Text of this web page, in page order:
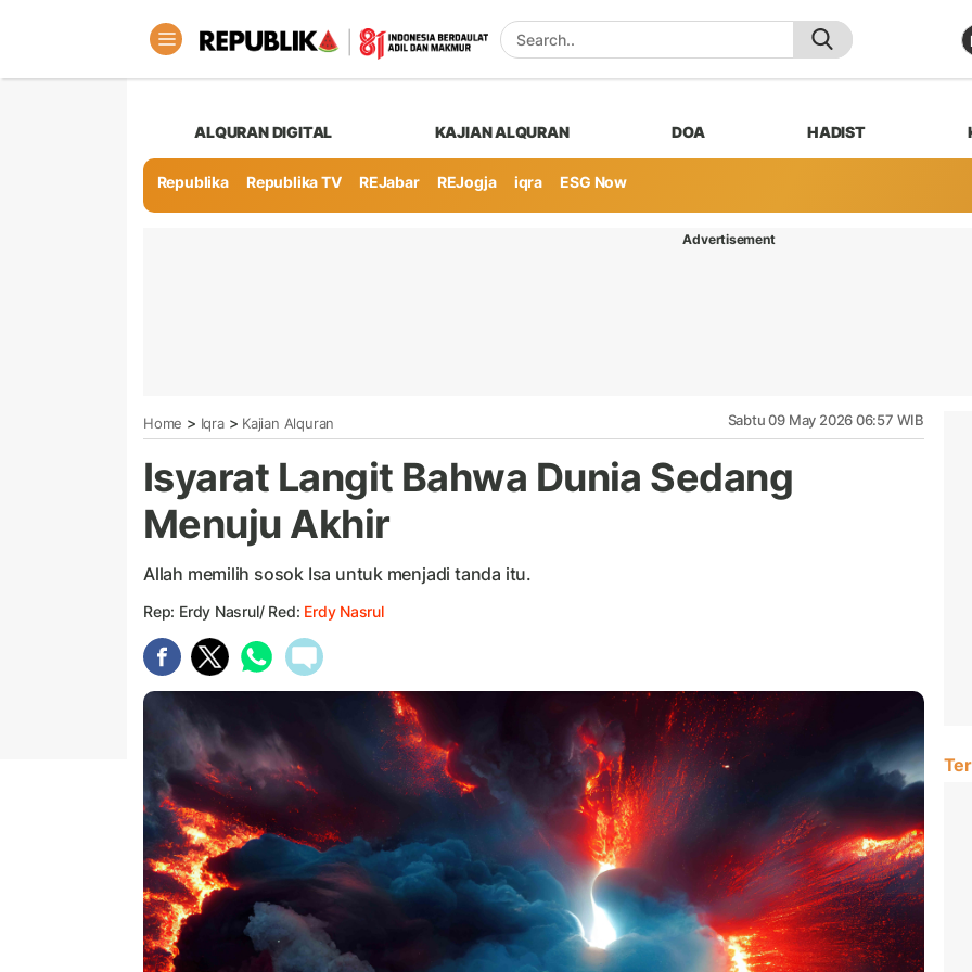
ALQURAN DIGITAL KAJIAN ALQURAN DOA HADIST
Republika Republika TV REJabar REJogja iqra ESG Now
Advertisement
Home > Iqra> Kajian Alquran Sabtu 09 May 2026 06:57 WIB
Isyarat Langit Bahwa Dunia Sedang
Menuju Akhir
Allah memilih sosok Isa untuk menjadi tanda itu.
Rep: Erdy Nasrul/ Red: Erdy Nasrul